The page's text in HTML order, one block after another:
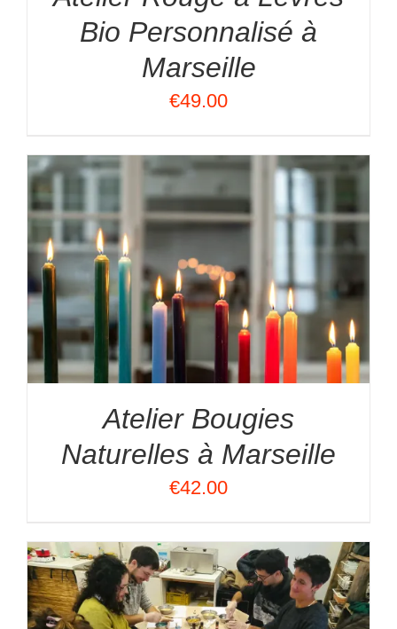
Bio Personnalisé à
Marseille
€49.00
Atelier Bougies
Naturelles à Marseille
€42.00